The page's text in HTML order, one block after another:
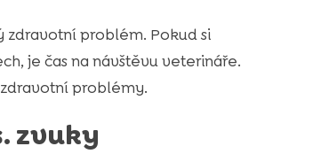
zdravotní problém. Pokud si
je čas na návštěvu veterináře.
problémy.
zvuky